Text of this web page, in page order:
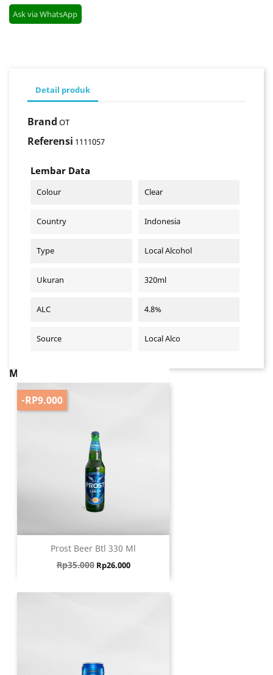
Ask via WhatsApp
Detail produk
Brand OT
Referensi 1111057
Lembar Data
Colour Clear
Country Indonesia
Type Local Alcohol
Ukuran 320ml
ALC 4.8%
Source Local Alco
MUNGKIN ANDA JUGA SUKA
Prost Beer Btl 330 Ml
Harga biasa
Rp35.000 Harga
Rp26.000
-RP9.000